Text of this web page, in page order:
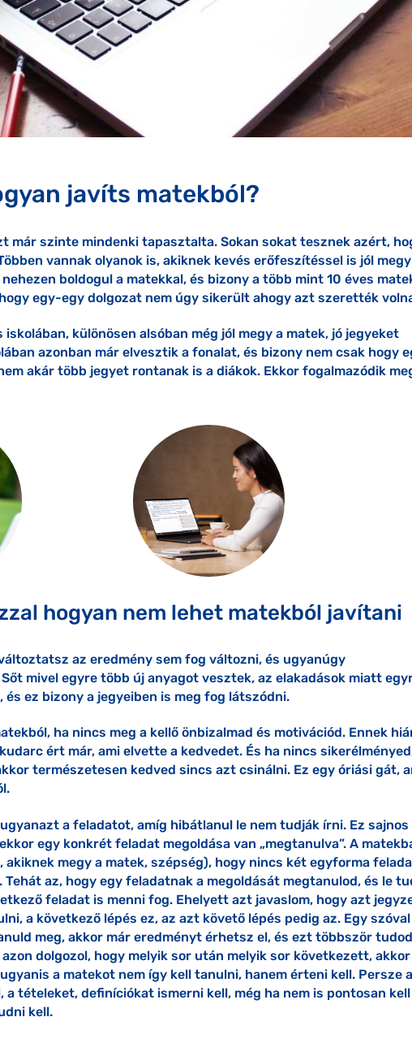
javíts matekból?
már szinte mindenki tapasztalta. Sokan sokat tesznek azért,
vannak olyanok is, akiknek kevés erőfeszítéssel is jól
boldogul a matekkal, és bizony a több mint 10 éves
egy-egy dolgozat nem úgy sikerült ahogy azt szerették
különösen alsóban még jól megy a matek, jó jegyeket
azonban már elvesztik a fonalat, és bizony nem csak hogy
akár több jegyet rontanak is a diákok. Ekkor fogalmazódik
hogyan nem lehet matekból javítani
az eredmény sem fog változni, és ugyanúgy
mivel egyre több új anyagot vesztek, az elakadások miatt
ez bizony a jegyeiben is meg fog látszódni.
ha nincs meg a kellő önbizalmad és motivációd. Ennek
ért már, ami elvette a kedvedet. És ha nincs
természetesen kedved sincs azt csinálni. Ez egy óriási gát,
a feladatot, amíg hibátlanul le nem tudják írni. Ez sajnos
egy konkrét feladat megoldása van „megtanulva”. A
akiknek megy a matek, szépség), hogy nincs két egyforma
az, hogy egy feladatnak a megoldását megtanulod, és le
feladat is menni fog. Ehelyett azt javaslom, hogy azt
a következő lépés ez, az azt követő lépés pedig az. Egy
meg, akkor már eredményt érhetsz el, és ezt többször tudod
dolgozol, hogy melyik sor után melyik sor következett, akkor
a matekot nem így kell tanulni, hanem érteni kell. Persze
a tételeket, definíciókat ismerni kell, még ha nem is pontosan kell
kell.